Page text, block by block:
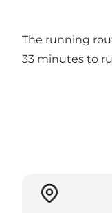
The running
33 minutes to